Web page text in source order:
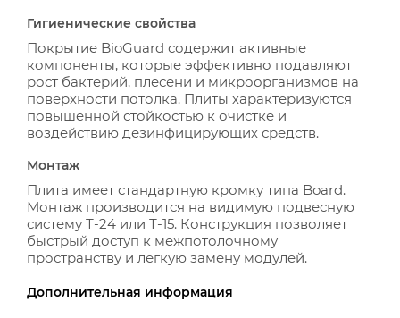
Гигиенические свойства
Покрытие BioGuard содержит активные
компоненты, которые эффективно подавляют
рост бактерий, плесени и микроорганизмов на
поверхности потолка. Плиты характеризуются
повышенной стойкостью к очистке и
воздействию дезинфицирующих средств.
Монтаж
Плита имеет стандартную кромку типа Board.
Монтаж производится на видимую подвесную
систему Т-24 или Т-15. Конструкция позволяет
быстрый доступ к межпотолочному
пространству и легкую замену модулей.
Дополнительная информация